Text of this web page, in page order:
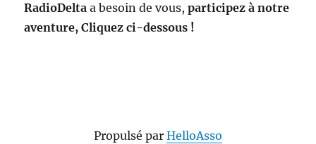
RadioDelta a besoin de vous,participez à notre
aventure, Cliquez ci-dessous !
Propulsé par HelloAsso